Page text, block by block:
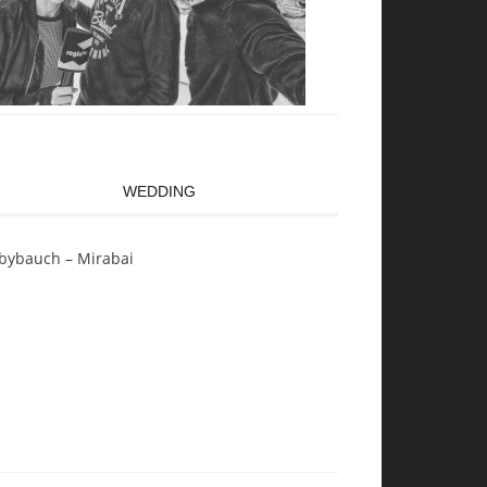
WEDDING
– Mirabai